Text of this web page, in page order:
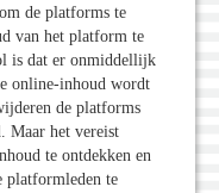
de platforms te
van het platform te
is dat er onmiddellijk
online-inhoud wordt
de platforms
Maar het vereist
te ontdekken en
platformleden te